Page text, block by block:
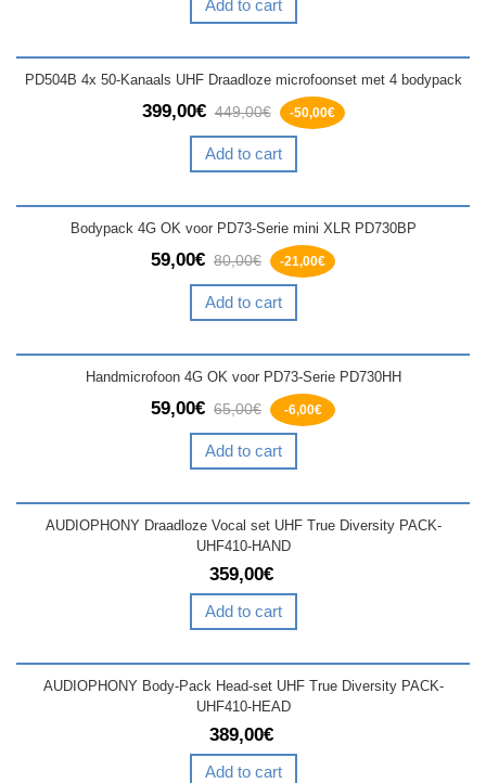
Add to cart
PD504B 4x 50-Kanaals UHF Draadloze microfoonset met 4 bodypack
399,00€ 449,00€ -50,00€
Add to cart
Bodypack 4G OK voor PD73-Serie mini XLR PD730BP
59,00€ 80,00€ -21,00€
Add to cart
Handmicrofoon 4G OK voor PD73-Serie PD730HH
59,00€ 65,00€ -6,00€
Add to cart
AUDIOPHONY Draadloze Vocal set UHF True Diversity PACK-
UHF410-HAND
359,00€
Add to cart
AUDIOPHONY Body-Pack Head-set UHF True Diversity PACK-
UHF410-HEAD
389,00€
Add to cart